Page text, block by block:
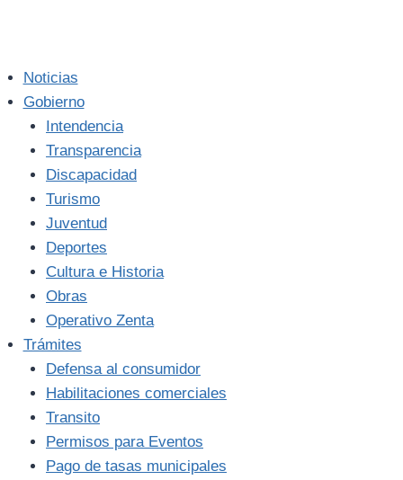
Noticias
Gobierno
Intendencia
Transparencia
Discapacidad
Turismo
Juventud
Deportes
Cultura e Historia
Obras
Operativo Zenta
Trámites
Defensa al consumidor
Habilitaciones comerciales
Transito
Permisos para Eventos
Pago de tasas municipales